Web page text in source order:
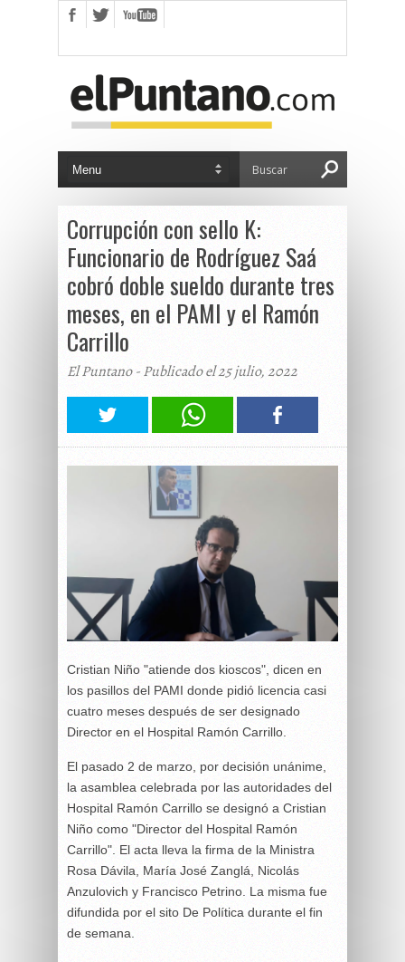
Corrupción con sello K:
Funcionario de Rodríguez Saá
cobró doble sueldo durante tres
meses, en el PAMI y el Ramón
Carrillo
El Puntano - Publicado el 25 julio, 2022
Cristian Niño "atiende dos kioscos", dicen en
los pasillos del PAMI donde pidió licencia casi
cuatro meses después de ser designado
Director en el Hospital Ramón Carrillo.
El pasado 2 de marzo, por decisión unánime,
la asamblea celebrada por las autoridades del
Hospital Ramón Carrillo se designó a Cristian
Niño como "Director del Hospital Ramón
Carrillo". El acta lleva la firma de la Ministra
Rosa Dávila, María José Zanglá, Nicolás
Anzulovich y Francisco Petrino. La misma fue
difundida por el sito De Política durante el fin
de semana.